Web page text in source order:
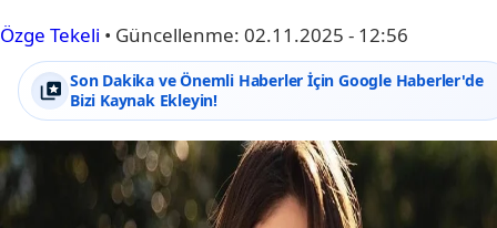
Özge Tekeli • Güncellenme: 02.11.2025 - 12:56
Son Dakika ve Önemli Haberler İçin Google Haberler'de
Bizi Kaynak Ekleyin!